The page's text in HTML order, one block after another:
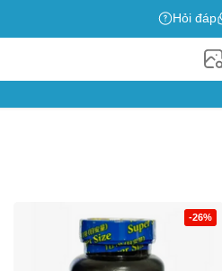
Hỏi đáp
-26%